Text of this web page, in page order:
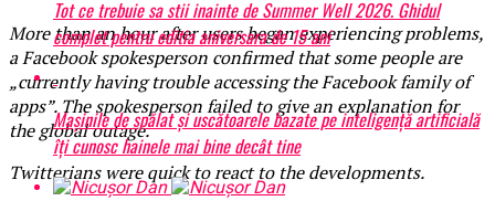
More than an hour after users began experiencing problems,
a Facebook spokesperson confirmed that some people are
„currently having trouble accessing the Facebook family of
apps”. The spokesperson failed to give an explanation for
the global outage.
Twitterians were quick to react to the developments.
Tot ce trebuie sa stii inainte de Summer Well 2026. Ghidul
complet pentru editia aniversara de 15 ani
Mașinile de spălat și uscătoarele bazate pe inteligență artificială
îți cunosc hainele mai bine decât tine